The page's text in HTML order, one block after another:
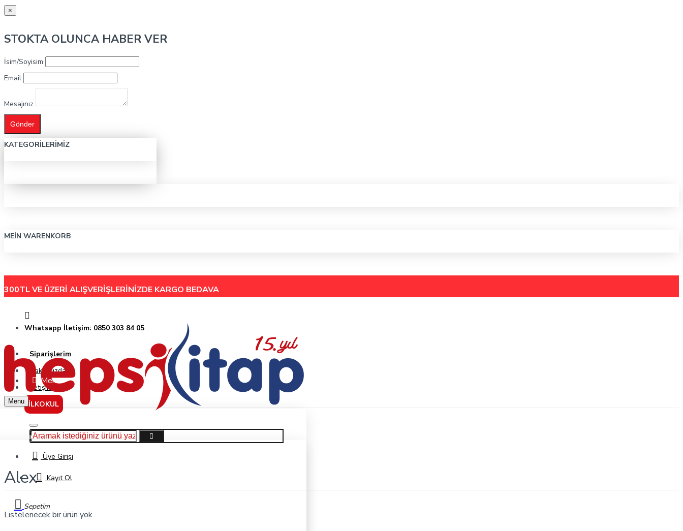
×
STOKTA OLUNCA HABER VER
İsim/Soyisim
Email
Mesajınız
Gönder
KATEGORILERIMIZ
MEIN WARENKORB
300TL VE ÜZERİ ALIŞVERİŞLERİNİZDE KARGO BEDAVA
Whatsapp İletişim: 0850 303 84 05
Siparişlerim
Hakkımızda
İletişim
Üye Girişi
Kayıt Ol
Sepetim
Menu
İLKOKUL
Menu
Markalar
Alex
Listelenecek bir ürün yok